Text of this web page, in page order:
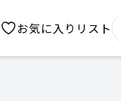
お気に入りリスト